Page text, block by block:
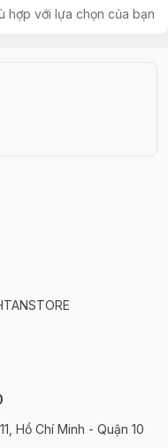
hợp với lựa chọn của bạn
Hồ Chí Minh - Quận 10